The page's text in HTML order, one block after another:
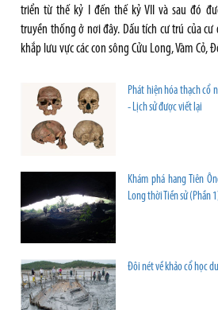
triển từ thế kỷ I đến thế kỷ VII và sau đó
truyền thống ở nơi đây. Dấu tích cư trú của
khắp lưu vực các con sông Cửu Long, Vàm Cỏ,
Phát hiện hóa thạch cổ
- Lịch sử được viết lại
Khám phá hang Tiên
Long thời Tiền sử (Phần
Đôi nét về khảo cổ học